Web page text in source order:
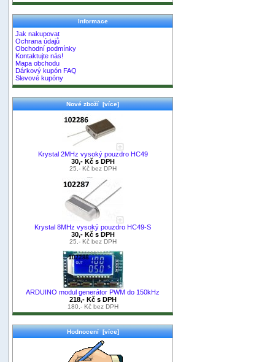
Informace
Jak nakupovat
Ochrana údajů
Obchodní podmínky
Kontaktujte nás!
Mapa obchodu
Dárkový kupón FAQ
Slevové kupóny
Nové zboží [více]
Krystal 2MHz vysoký pouzdro HC49
30,- Kč s DPH
25,- Kč bez DPH
Krystal 8MHz vysoký pouzdro HC49-S
30,- Kč s DPH
25,- Kč bez DPH
ARDUINO modul generátor PWM do 150kHz
218,- Kč s DPH
180,- Kč bez DPH
Hodnocení [více]